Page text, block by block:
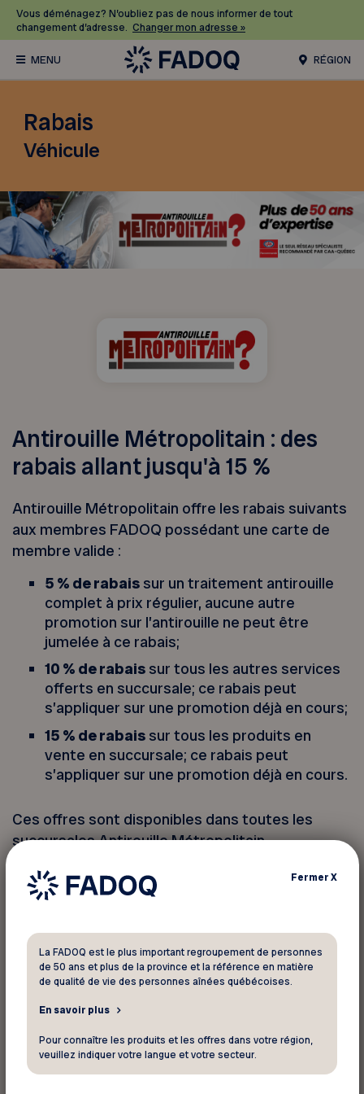
Vous déménagez? N’oubliez pas de nous informer de tout
changement d’adresse. Changer mon adresse »
RÉGION
Rabais
Véhicule
Antirouille Métropolitain : des
rabais allant jusqu'à 15 %
Antirouille Métropolitain offre les rabais suivants
aux membres FADOQ possédant une carte de
membre valide :
5 % de rabais sur un traitement antirouille
complet à prix régulier, aucune autre
promotion sur l’antirouille ne peut être
jumelée à ce rabais;
10 % de rabais sur tous les autres services
offerts en succursale; ce rabais peut
s’appliquer sur une promotion déjà en cours;
15 % de rabais sur tous les produits en
vente en succursale; ce rabais peut
s’appliquer sur une promotion déjà en cours.
Ces offres sont disponibles dans toutes les
succursales Antirouille Métropolitain.
Vous devez vous identifier pour
Votre numéro de membre FADOQ :
FermerX
La FADOQ est le plus important regroupement de personnes
de 50 ans et plus de la province et la référence en matière
de qualité de vie des personnes aînées québécoises.
En savoir plus
Pour connaître les produits et les offres dans votre région,
veuillez indiquer votre langue et votre secteur.